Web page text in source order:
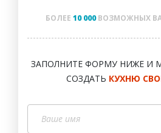
БОЛЕЕ 10 000ВОЗМОЖНЫХ
ЗАПОЛНИТЕ ФОРМУ НИЖЕ
СОЗДАТЬ КУХНЮ